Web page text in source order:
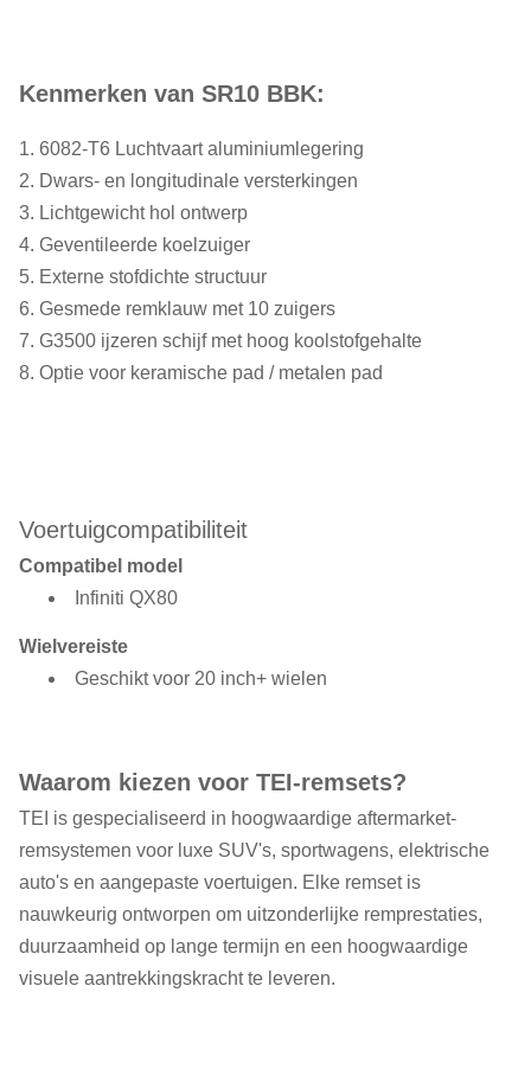
Kenmerken van SR10 BBK:
1. 6082-T6 Luchtvaart aluminiumlegering
2. Dwars- en longitudinale versterkingen
3. Lichtgewicht hol ontwerp
4. Geventileerde koelzuiger
5. Externe stofdichte structuur
6. Gesmede remklauw met 10 zuigers
7. G3500 ijzeren schijf met hoog koolstofgehalte
8. Optie voor keramische pad / metalen pad
Voertuigcompatibiliteit
Compatibel model
Infiniti QX80
Wielvereiste
Geschikt voor 20 inch+ wielen
Waarom kiezen voor TEI-remsets?
TEI is gespecialiseerd in hoogwaardige aftermarket-
remsystemen voor luxe SUV's, sportwagens, elektrische
auto's en aangepaste voertuigen. Elke remset is
nauwkeurig ontworpen om uitzonderlijke remprestaties,
duurzaamheid op lange termijn en een hoogwaardige
visuele aantrekkingskracht te leveren.